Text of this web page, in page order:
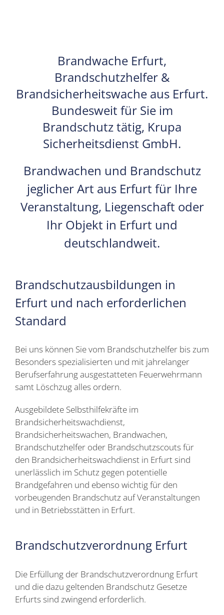
Brandwache Erfurt,
Brandschutzhelfer &
Brandsicherheitswache aus Erfurt.
Bundesweit für Sie im
Brandschutz tätig, Krupa
Sicherheitsdienst GmbH.
Brandwachen und Brandschutz
jeglicher Art aus Erfurt für Ihre
Veranstaltung, Liegenschaft oder
Ihr Objekt in Erfurt und
deutschlandweit.
Brandschutzausbildungen in
Erfurt und nach erforderlichen
Standard
Bei uns können Sie vom Brandschutzhelfer bis zum
Besonders spezialisierten und mit jahrelanger
Berufserfahrung ausgestatteten Feuerwehrmann
samt Löschzug alles ordern.
Ausgebildete Selbsthilfekräfte im
Brandsicherheitswachdienst,
Brandsicherheitswachen, Brandwachen,
Brandschutzhelfer oder Brandschutzscouts für
den Brandsicherheitswachdienst in Erfurt sind
unerlässlich im Schutz gegen potentielle
Brandgefahren und ebenso wichtig für den
vorbeugenden Brandschutz auf Veranstaltungen
und in Betriebsstätten in Erfurt.
Brandschutzverordnung Erfurt
Die Erfüllung der Brandschutzverordnung Erfurt
und die dazu geltenden Brandschutz Gesetze
Erfurts sind zwingend erforderlich.